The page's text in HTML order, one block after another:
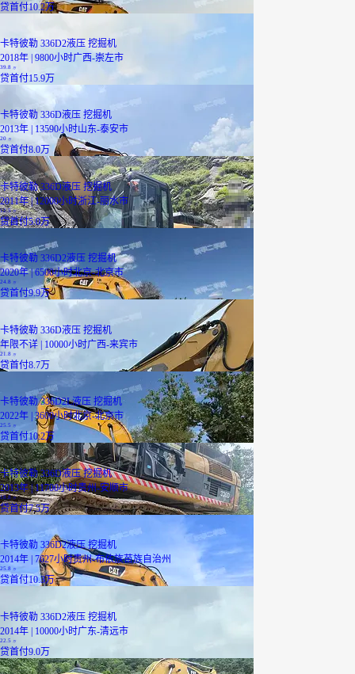
贷首付10.2万
卡特彼勒 336D2液压 挖掘机
2018年 | 9800小时广西-崇左市
39.8 万
贷首付15.9万
卡特彼勒 336D液压 挖掘机
2013年 | 13590小时山东-泰安市
20 万
贷首付8.0万
卡特彼勒 336D液压 挖掘机
2011年 | 12000小时浙江-丽水市
12.5万
贷首付5.0万
卡特彼勒 336D2液压 挖掘机
2020年 | 6500小时北京-北京市
24.8 万
贷首付9.9万
卡特彼勒 336D液压 挖掘机
年限不详 | 10000小时广西-来宾市
21.8 万
贷首付8.7万
卡特彼勒 336D2L液压 挖掘机
2022年 | 3600小时北京-北京市
25.5 万
贷首付10.2万
卡特彼勒 336D液压 挖掘机
2013年 | 11700小时贵州-安顺市
18.8 万
贷首付7.5万
卡特彼勒 336D2液压 挖掘机
2014年 | 7627小时贵州-布依族苗族自治州
25.8 万
贷首付10.3万
卡特彼勒 336D2液压 挖掘机
2014年 | 10000小时广东-清远市
22.5
贷首付9.0万